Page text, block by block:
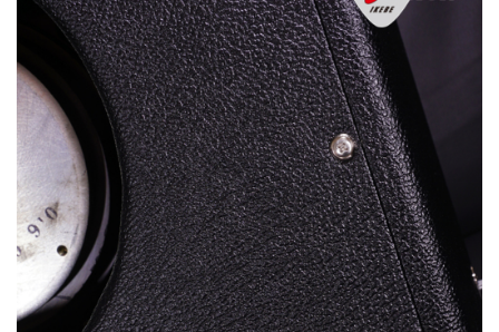
エレキギター アコギ/エレアコ
ベース ウクレレ
ドラム パーカッション
キーボード 電子ピアノ